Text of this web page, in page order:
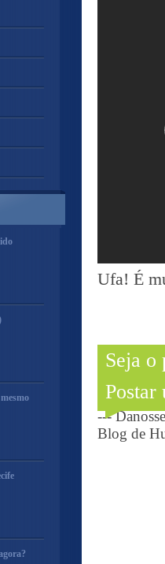
Ufa! É
Seja o
Postar
---
Blog de